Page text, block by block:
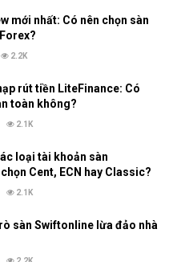
mới nhất: Có nên chọn sàn
2.2K
rút tiền LiteFinance: Có
toàn không?
2.1K
loại tài khoản sàn
Cent, ECN hay Classic?
2.1K
sàn Swiftonline lừa đảo nhà